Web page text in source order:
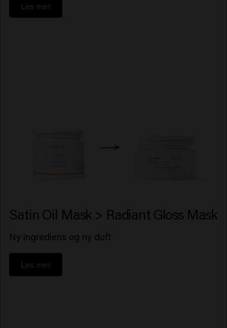
Les mer
Satin Oil Mask > Radiant Gloss Mask
Ny ingrediens og ny duft
Les mer